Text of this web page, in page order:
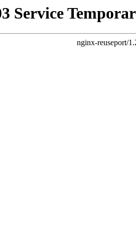
Service
nginx-reuseport/